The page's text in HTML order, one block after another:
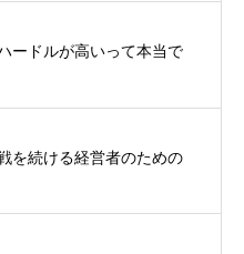
ードルが高いって本当で
を続ける経営者のための